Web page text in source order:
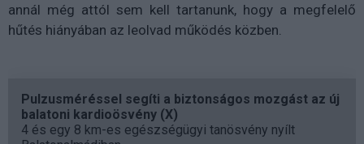
annál még attól sem kell tartanunk, hogy a megfelelő
hűtés hiányában az leolvad működés közben.
Pulzusméréssel segíti a biztonságos mozgást az új
balatoni kardioösvény (X)
4 és egy 8 km-es egészségügyi tanösvény nyílt